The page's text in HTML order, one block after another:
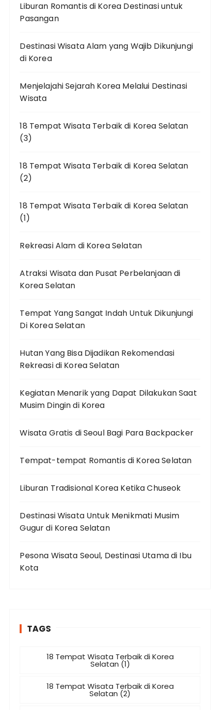
Liburan Romantis di Korea Destinasi untuk
Pasangan
Destinasi Wisata Alam yang Wajib Dikunjungi
di Korea
Menjelajahi Sejarah Korea Melalui Destinasi
Wisata
18 Tempat Wisata Terbaik di Korea Selatan
(3)
18 Tempat Wisata Terbaik di Korea Selatan
(2)
18 Tempat Wisata Terbaik di Korea Selatan
(1)
Rekreasi Alam di Korea Selatan
Atraksi Wisata dan Pusat Perbelanjaan di
Korea Selatan
Tempat Yang Sangat Indah Untuk Dikunjungi
Di Korea Selatan
Hutan Yang Bisa Dijadikan Rekomendasi
Rekreasi di Korea Selatan
Kegiatan Menarik yang Dapat Dilakukan Saat
Musim Dingin di Korea
Wisata Gratis di Seoul Bagi Para Backpacker
Tempat-tempat Romantis di Korea Selatan
Liburan Tradisional Korea Ketika Chuseok
Destinasi Wisata Untuk Menikmati Musim
Gugur di Korea Selatan
Pesona Wisata Seoul, Destinasi Utama di Ibu
Kota
TAGS
18 Tempat Wisata Terbaik di Korea
Selatan (1)
18 Tempat Wisata Terbaik di Korea
Selatan (2)